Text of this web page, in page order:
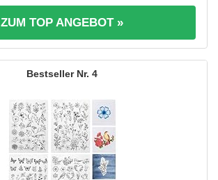
ZUM TOP ANGEBOT »
4